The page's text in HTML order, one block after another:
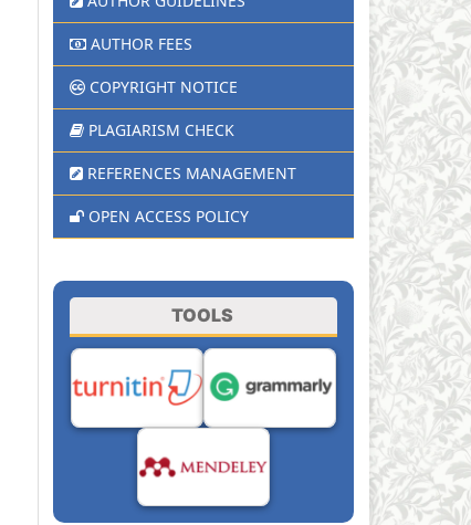
AUTHOR FEES
COPYRIGHT NOTICE
PLAGIARISM CHECK
REFERENCES MANAGEMENT
OPEN ACCESS POLICY
TOOLS